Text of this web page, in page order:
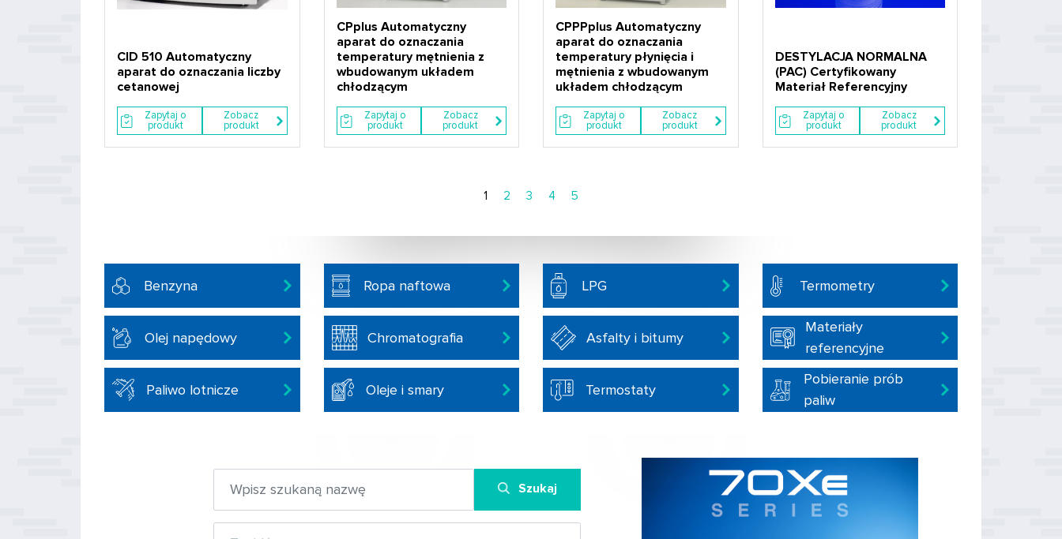
CID 510 Automatyczny
aparat do oznaczania liczby
cetanowej
Zapytaj o
produkt
Zobacz
produkt
CPplus Automatyczny
aparat do oznaczania
temperatury mętnienia z
wbudowanym układem
chłodzącym
Zapytaj o
produkt
Zobacz
produkt
CPPPplus Automatyczny
aparat do oznaczania
temperatury płynięcia i
mętnienia z wbudowanym
układem chłodzącym
Zapytaj o
produkt
Zobacz
produkt
DESTYLACJA NORMALNA
(PAC) Certyfikowany
Materiał Referencyjny
Zapytaj o
produkt
Zobacz
produkt
1 2 3 4 5
Benzyna Ropa naftowa LPG Termometry
Olej napędowy Chromatografia Asfalty i bitumy
Materiały
referencyjne
Paliwo lotnicze Oleje i smary Termostaty
Pobieranie prób
paliw
Szukaj